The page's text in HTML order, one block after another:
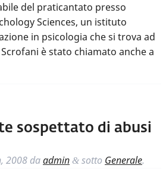
del praticantato presso
Sciences, un istituto
in psicologia che si trova ad
è stato chiamato anche a
sospettato di abusi
2008 daadmin & sotto Generale.